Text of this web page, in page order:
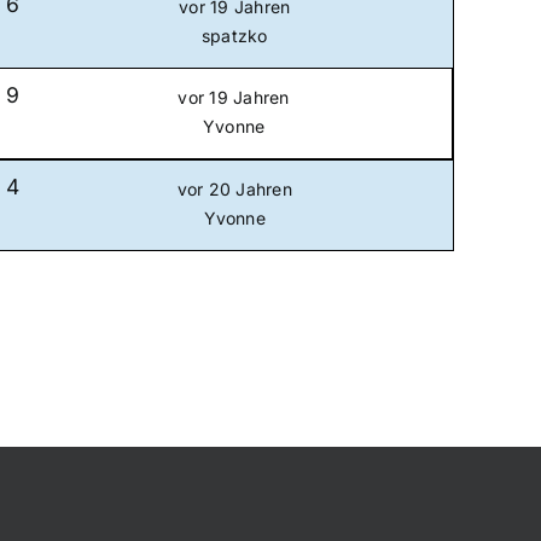
vor 19 Jahren
spatzko
9
vor 19 Jahren
Yvonne
4
vor 20 Jahren
Yvonne